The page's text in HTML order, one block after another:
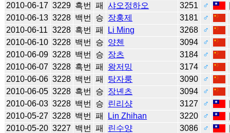
2010-06-17 3229 흑번 패 샤오정하오 3251 ♂
2010-06-13 3228 백번 승 장훙제 3181
♂
2010-06-11 3228 흑번 패 Li Ming 3268
♂
2010-06-10 3228 백번 승 양첸 3094
♂
2010-06-09 3228 백번 승 장츠 3184
♂
2010-06-07 3228 흑번 패 왕저밍 3174
♂
2010-06-06 3228 백번 패 탕자룽 3090
♂
2010-06-05 3228 흑번 승 장녠츠 3094
♂
2010-06-03 3228 백번 승 린리샹 3127 ♂
2010-05-27 3228 백번 패 Lin Zhihan 3220 ♂
2010-05-20 3227 백번 패 린수양 3086 ♂